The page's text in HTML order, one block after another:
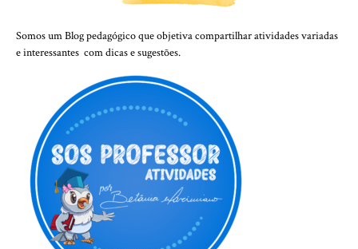
Somos um Blog pedagógico que objetiva compartilhar atividades variadas
e interessantes com dicas e sugestões.